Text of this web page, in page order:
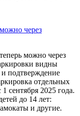
через
можно через
видны
подтверждение
отдельных
сентября 2025 года.
до 14 лет:
и другие.